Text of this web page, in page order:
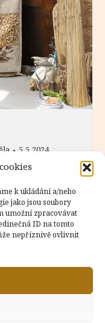
k ukládání a/nebo
jako jsou soubory
umožní zpracovávat
ID na tomto
nepříznivě ovlivnit
5.5.2024
od nepaměti
a dodnes
klasické
jelítek.
z našich
je velká
stravu,
dostává…